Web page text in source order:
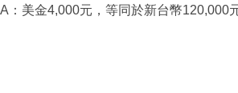
A：美金4,000元，等同於新台幣120,000